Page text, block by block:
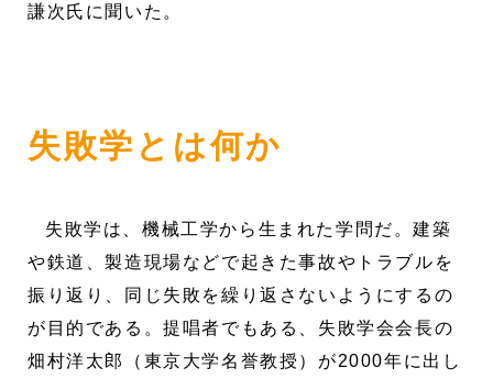
謙次氏に聞いた。
失敗学とは何か
失敗学は、機械工学から生まれた学問だ。建築
や鉄道、製造現場などで起きた事故やトラブルを
振り返り、同じ失敗を繰り返さないようにするの
が目的である。提唱者でもある、失敗学会会長の
畑村洋太郎（東京大学名誉教授）が2000年に出し